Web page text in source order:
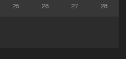
25 26 27 28